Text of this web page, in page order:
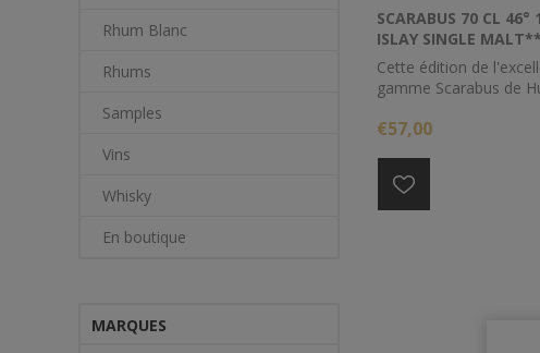
SCARABUS 70 CL 46°
ISLAY SINGLE MALT**
Cette édition de
gamme Scarabus de
minimum de dix ans
de chêne vierge
s'agit d'un malt
représente donc un défi
€57,00
Rhum Blanc
Rhums
Samples
Vins
Whisky
En boutique
MARQUES